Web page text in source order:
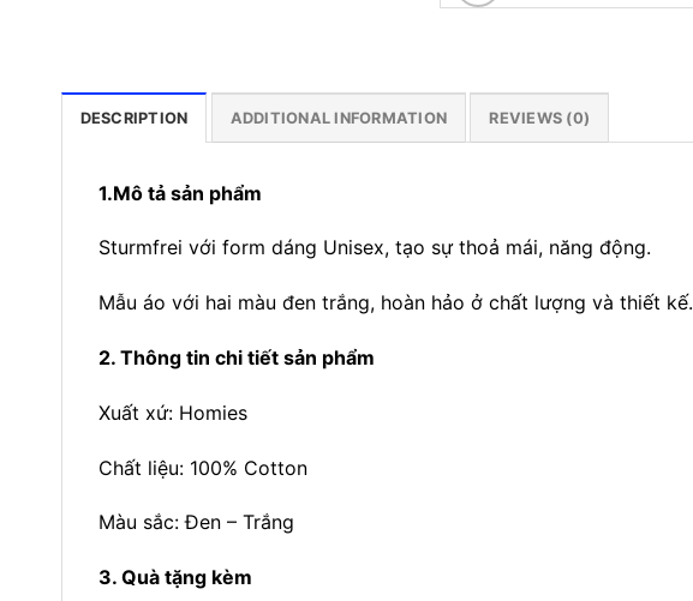
DESCRIPTION ADDITIONAL INFORMATION REVIEWS (0)
1.Mô tả sản phẩm
Sturmfrei với form dáng Unisex, tạo sự thoả mái, năng động.
Mẫu áo với hai màu đen trắng, hoàn hảo ở chất lượng và thiết kế.
2. Thông tin chi tiết sản phẩm
Xuất xứ: Homies
Chất liệu: 100% Cotton
Màu sắc: Đen – Trắng
3. Quà tặng kèm